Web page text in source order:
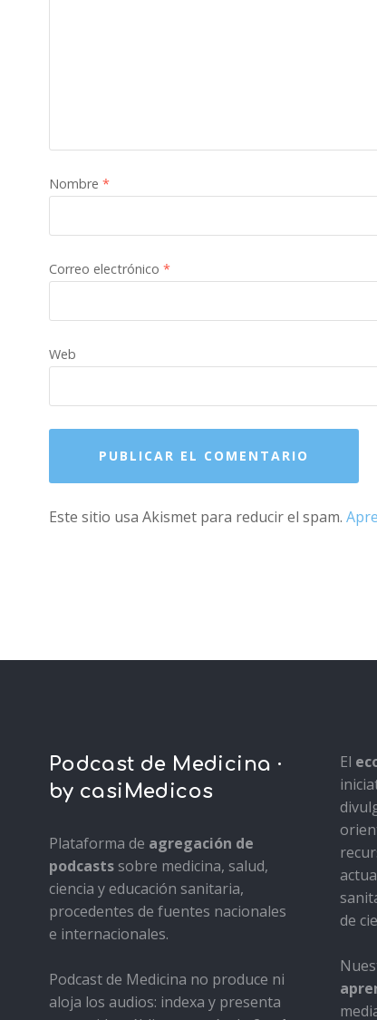
Nombre *
Correo electrónico *
Web
Este sitio usa Akismet para reducir el spam.
Podcast de Medicina ·
by casiMedicos
Plataforma de agregación de
podcastssobre medicina, salud,
ciencia y educación sanitaria,
procedentes de fuentes nacionales
e internacionales.
Podcast de Medicina no produce ni
aloja los audios: indexa y presenta
El
de